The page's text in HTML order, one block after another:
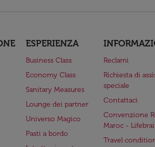
ESPERIENZA
Business Class
Economy Class
Sanitary Measures
Lounge dei partner
Universo Magico
Pasti a bordo
Reclami
Richiesta di
speciale
Contattaci
Convenzione
Maroc -
Travel